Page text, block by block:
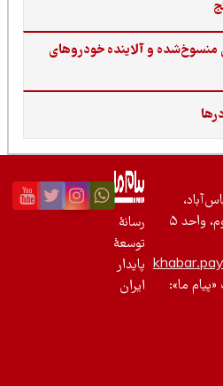
و آلاینده خودروهای
ما»:
رسانۀ
توسعۀ
پایدار
ایران